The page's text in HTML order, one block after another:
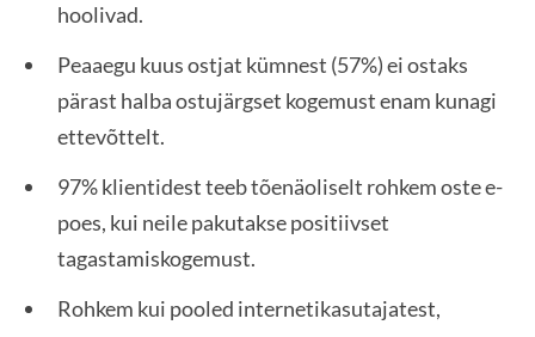
hoolivad.
Peaaegu kuus ostjat kümnest (57%) ei ostaks
pärast halba ostujärgset kogemust enam kunagi
ettevõttelt.
97% klientidest teeb tõenäoliselt rohkem oste e-
poes, kui neile pakutakse positiivset
tagastamiskogemust.
Rohkem kui pooled internetikasutajatest,